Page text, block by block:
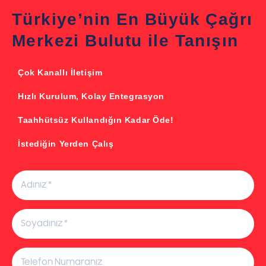
Türkiye’nin En Büyük Çağrı
Merkezi Bulutu ile Tanışın
Çok Kanallı İletişim
Hızlı Kurulum, Kolay Entegrasyon
Taahhütsüz Kullandığın Kadar Öde!
İstediğin Yerden Çalış